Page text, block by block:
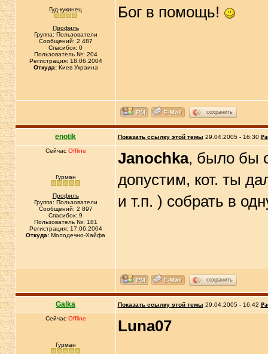
Гуд-кукинец
Профиль
Группа: Пользователи
Сообщений: 2 487
Спасибок: 0
Пользователь №: 204
Регистрация: 18.06.2004
Откуда:Киев Украина
Бог в помощь!
сохранить
enotik Показать ссылку этой темы 29.04.2005 - 16:30
Сейчас Offline
Гурман
Профиль
Группа: Пользователи
Сообщений: 2 897
Спасибок: 9
Пользователь №: 181
Регистрация: 17.06.2004
Откуда: Молодечно-Хайфа
Janochka, было бы
допустим, кот. ты
и т.п. ) собрать в
сохранить
Galka Показать ссылку этой темы 29.04.2005 - 16:42
Сейчас Offline
Гурман
Luna07